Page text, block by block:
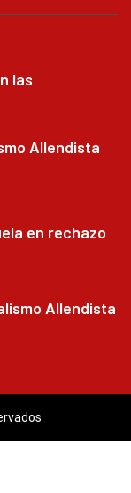
las
Allendista
en rechazo
Allendista